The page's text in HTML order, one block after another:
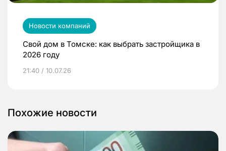
Новости компаний
Свой дом в Томске: как выбрать застройщика в
2026 году
21:40 / 10.07.26
Похожие новости